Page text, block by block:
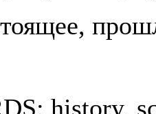
history,